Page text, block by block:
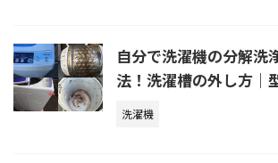
自分で洗濯機の分解洗
法！洗濯槽の外し方｜
洗濯機